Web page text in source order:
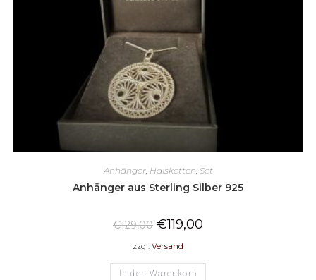
Anhänger, Halsketten, Set
Anhänger aus Sterling Silber 925
€129,00 €119,00
zzgl. Versand
In den Warenkorb